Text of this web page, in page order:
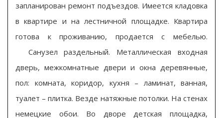
запланирован ремонт подъездов. Имеется кладовка
в квартире и на лестничной площадке. Квартира
готова к проживанию, продается с мебелью.
Санузел раздельный. Металлическая входная
дверь, межкомнатные двери и окна деревянные,
пол: комната, коридор, кухня – ламинат, ванная,
туалет – плитка. Везде натяжные потолки. На стенах
немецкие обои. Во дворе детская площадка,